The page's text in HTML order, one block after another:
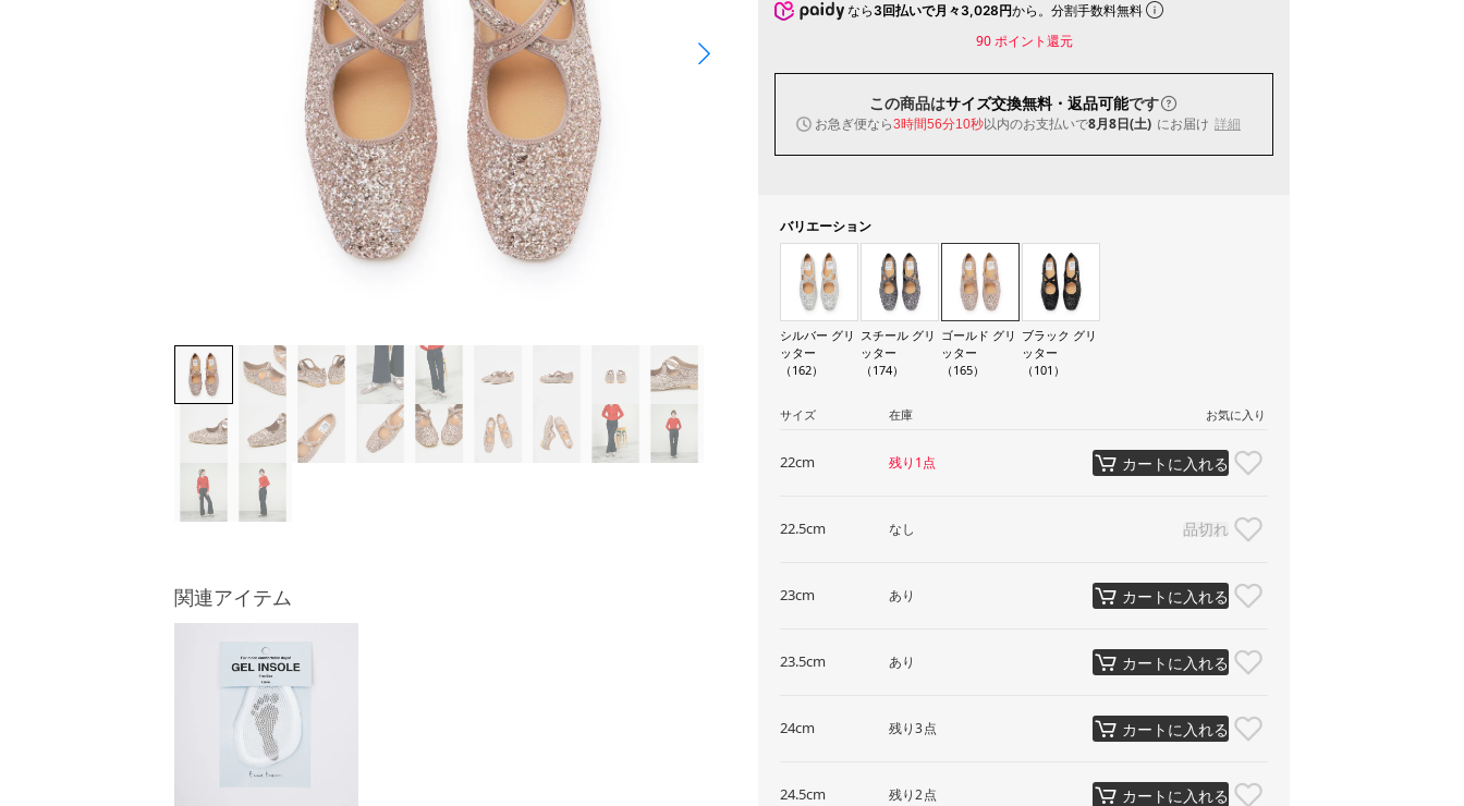
関連アイテム
なら 3回払いで月々3,028円から。分割手数料無料
90ポイント還元
この商品はサイズ交換無料・返品可能です
お急ぎ便なら3時間56分09秒以内のお支払いで8月8日(土) にお届け 詳細
バリエーション
シルバー グリ
ッター
（162）
スチール グリ
ッター
（174）
ゴールド グリ
ッター
（165）
ブラック グリ
ッター
（101）
サイズ 在庫 お気に入り
22cm 残り1点 カートに入れる
22.5cm なし 品切れ
23cm あり カートに入れる
23.5cm あり カートに入れる
24cm 残り3点 カートに入れる
24.5cm 残り2点 カートに入れる